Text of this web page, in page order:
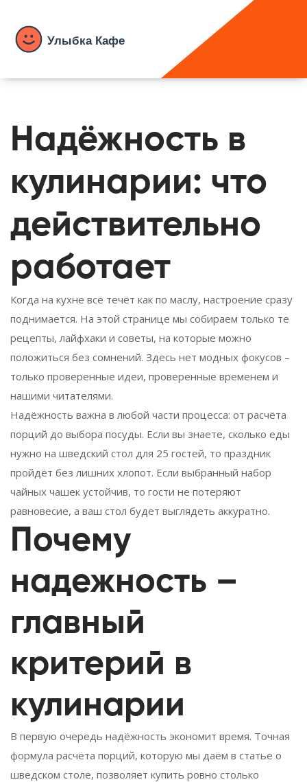
Надёжность в
кулинарии: что
действительно
работает
Когда на кухне всё течёт как по маслу, настроение сразу
поднимается. На этой странице мы собираем только те
рецепты, лайфхаки и советы, на которые можно
положиться без сомнений. Здесь нет модных фокусов –
только проверенные идеи, проверенные временем и
нашими читателями.
Надёжность важна в любой части процесса: от расчёта
порций до выбора посуды. Если вы знаете, сколько еды
нужно на шведский стол для 25 гостей, то праздник
пройдёт без лишних хлопот. Если выбранный набор
чайных чашек устойчив, то гости не потеряют
равновесие, а ваш стол будет выглядеть аккуратно.
Почему
надежность –
главный
критерий в
кулинарии
В первую очередь надёжность экономит время. Точная
формула расчёта порций, которую мы даём в статье о
шведском столе, позволяет купить ровно столько